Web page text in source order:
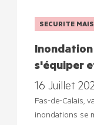
SECURITE
s'équiper
16 Juillet
Pas-de-Calais,
inondations se